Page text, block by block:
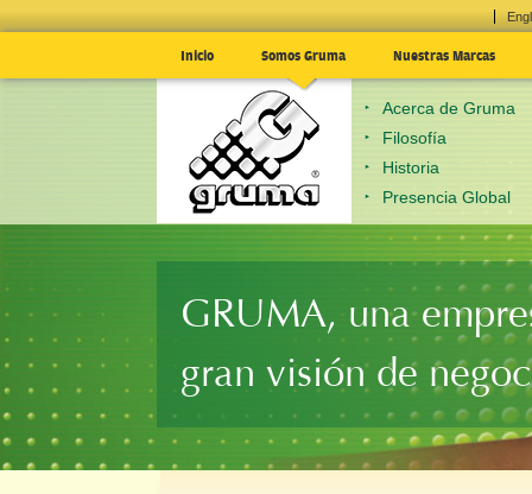
Inicio Somos Gruma Nuestras Marcas
Acerca de Gruma
Filosofía
Historia
Presencia Global
GRUMA, una
gran visión de